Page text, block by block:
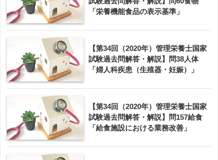
「栄養機能食品の表示基準」
【第34回（2020年）管理栄養士国家
試験過去問解答・解説】問38人体
「婦人科疾患（生殖器・妊娠）」
【第34回（2020年）管理栄養士国家
試験過去問解答・解説】問157給食
「給食施設における業務改善」